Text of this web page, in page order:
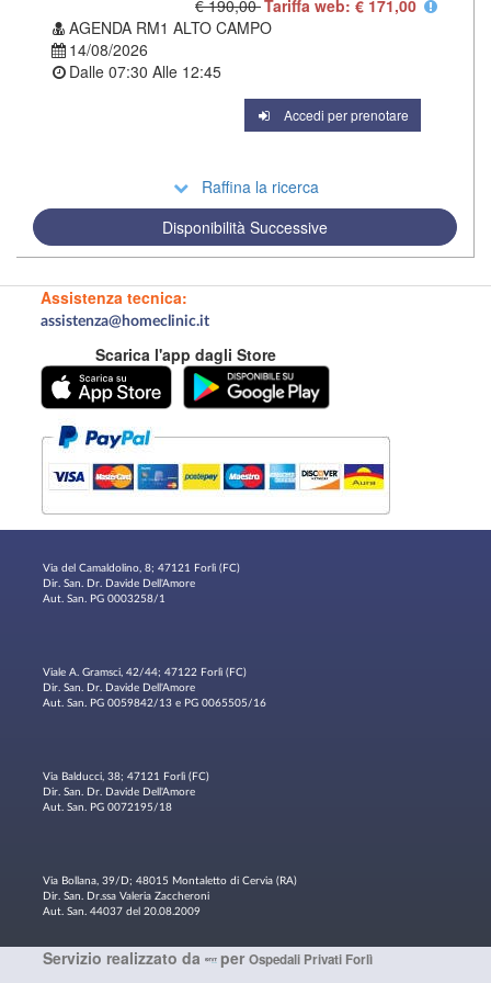
€ 190,00Tariffa web: € 171,00
AGENDA RM1 ALTO CAMPO
14/08/2026
Dalle 07:30 Alle 12:45
Accedi per prenotare
Raffina la ricerca
Disponibilità Successive
Assistenza tecnica:
assistenza@homeclinic.it
Scarica l'app dagli Store
Via del Camaldolino, 8; 47121 Forlì (FC)
Dir. San. Dr. Davide Dell'Amore
Aut. San. PG 0003258/1
Viale A. Gramsci, 42/44; 47122 Forlì (FC)
Dir. San. Dr. Davide Dell'Amore
Aut. San. PG 0059842/13 e PG 0065505/16
Via Balducci, 38; 47121 Forlì (FC)
Dir. San. Dr. Davide Dell'Amore
Aut. San. PG 0072195/18
Via Bollana, 39/D; 48015 Montaletto di Cervia (RA)
Dir. San. Dr.ssa Valeria Zaccheroni
Aut. San. 44037 del 20.08.2009
Servizio realizzato da per Ospedali Privati Forlì